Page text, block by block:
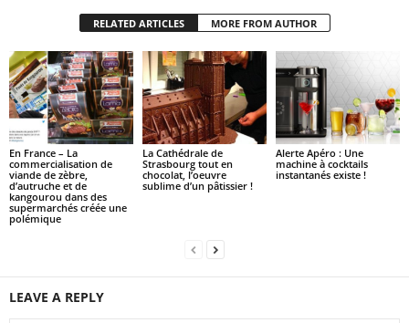
RELATED ARTICLES MORE FROM AUTHOR
En France – La
commercialisation de
viande de zèbre,
d’autruche et de
kangourou dans des
supermarchés créée une
polémique
La Cathédrale de
Strasbourg tout en
chocolat, l’oeuvre
sublime d’un pâtissier !
Alerte Apéro : Une
machine à cocktails
instantanés existe !
LEAVE A REPLY